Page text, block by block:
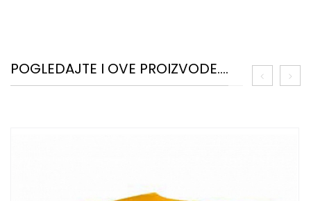
POGLEDAJTE I OVE PROIZVODE....